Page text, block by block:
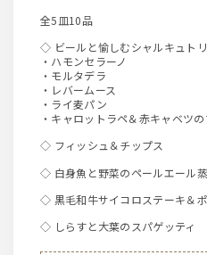
全5皿10品
◇ ビールと愉しむシャルキュト
・ハモンセラーノ
・モルタデラ
・レバームース
・ライ麦パン
・キャロットラペ＆赤キャベツ
◇ フィッシュ＆チップス
◇ 白身魚と野菜のペールエール
◇ 黒毛和牛サイコロステーキ＆
◇ しらすと大葉のスパゲッティ